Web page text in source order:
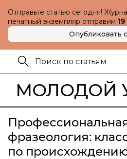
Отправьте статью сегодня!
печатный экземпляр отправим 19
Опубликовать
МОЛОДОЙ
фразеология:
по